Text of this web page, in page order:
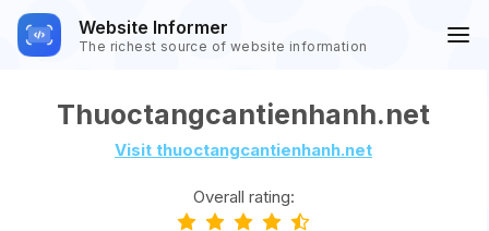
Website Informer
The richest source of website information
Thuoctangcantienhanh.net
Visit thuoctangcantienhanh.net
Overall rating: